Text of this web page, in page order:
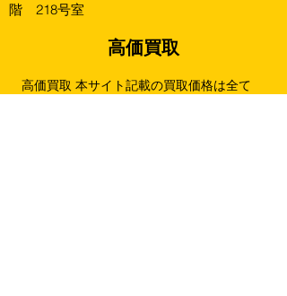
階 218号室
高価買取
高価買取 本サイト記載の買取価格は全て